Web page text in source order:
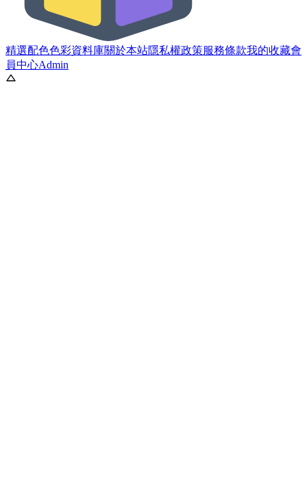
精選配色色彩資料庫關於本站隱私權政策服務條款我的收藏會
員中心Admin